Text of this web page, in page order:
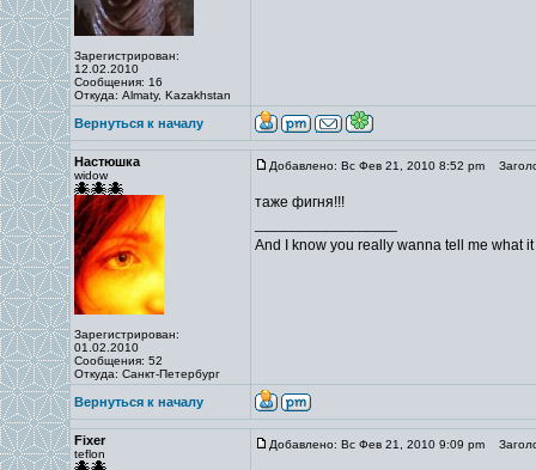
Зарегистрирован:
12.02.2010
Сообщения: 16
Откуда: Almaty, Kazakhstan
Вернуться к началу
Настюшка
widow
Зарегистрирован:
01.02.2010
Сообщения: 52
Откуда: Санкт-Петербург
Добавлено: Вс Фев 21, 2010 8:52 pm
таже фигня!!!
And I know you really wanna tell me what
Вернуться к началу
Fixer
teflon
Добавлено: Вс Фев 21, 2010 9:09 pm